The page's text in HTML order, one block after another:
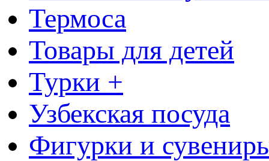
Термоса
Товары для детей
Турки +
Узбекская посуда
Фигурки и